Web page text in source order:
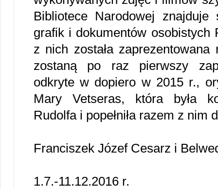
Bibliotece Narodowej
grafik i dokumentów osobistych
z nich została
zostaną po raz pierwszy
odkryte w dopiero w 2015 r.,
Mary Vetseras, która była
Rudolfa i popełniła razem z nim
Franciszek Józef Cesarz i
1.7.-11.12.2016 r.